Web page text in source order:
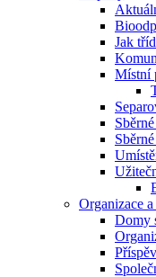
Jak
Místní
Organizace
Domy